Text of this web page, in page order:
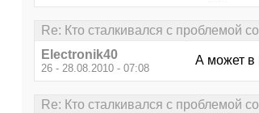
Re: Кто сталкивался с проблемой
Electronik40
26 - 28.08.2010 - 07:08
А может в
Re: Кто сталкивался с проблемой